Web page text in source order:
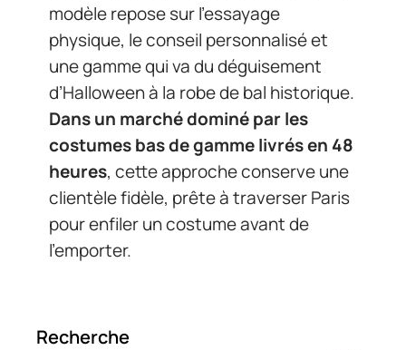
modèle repose sur l’essayage
physique, le conseil personnalisé et
une gamme qui va du déguisement
d’Halloween à la robe de bal historique.
Dans un marché dominé par les
costumes bas de gamme livrés en 48
heures, cette approche conserve une
clientèle fidèle, prête à traverser Paris
pour enfiler un costume avant de
l’emporter.
Recherche